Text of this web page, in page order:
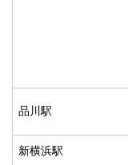
品川駅
新横浜駅